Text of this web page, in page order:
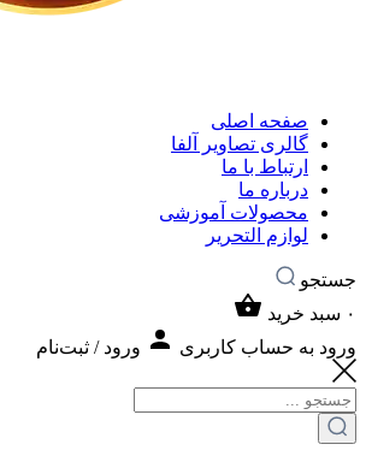
صفحه اصلی
گالری تصاویر آلفا
ارتباط با ما
درباره ما
محصولات آموزشی
لوازم التحریر
جستجو
۰ سبد خرید
ورود به حساب کاربری
ورود / ثبت‌نام